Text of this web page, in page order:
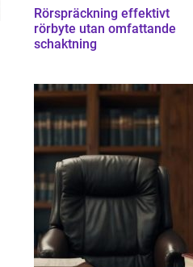
Rörspräckning effektivt
rörbyte utan omfattande
schaktning